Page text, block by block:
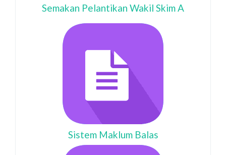
Semakan Pelantikan Wakil Skim A
Sistem Maklum Balas